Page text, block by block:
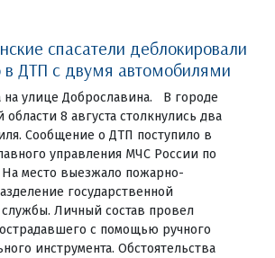
спасатели деблокировали
в ДТП с двумя автомобилями
улице Доброславина. В городе
8 августа столкнулись два
Сообщение о ДТП поступило в
управления МЧС России по
На место выезжало пожарно-
государственной
Личный состав провел
с помощью ручного
инструмента. Обстоятельства